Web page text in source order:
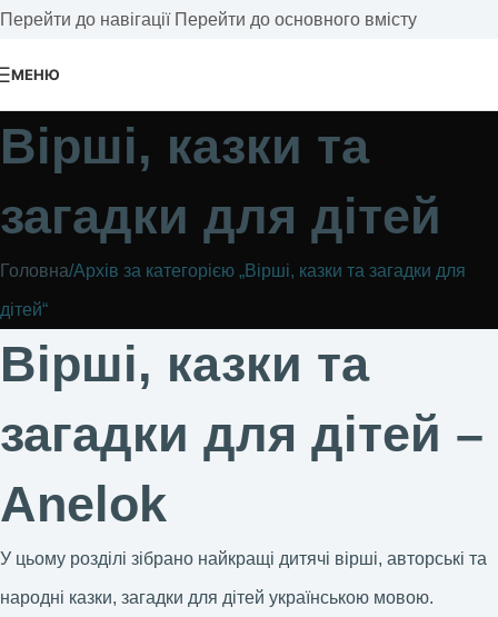
Перейти до навігації Перейти до основного вмісту
МЕНЮ
Вірші, казки та
загадки для дітей
Головна/Архів за категорією „Вірші, казки та загадки для
дітей“
Вірші, казки та
загадки для дітей –
Anelok
У цьому розділі зібрано найкращі дитячі вірші, авторські та
народні казки, загадки для дітей українською мовою.